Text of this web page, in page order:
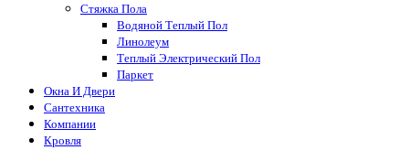
Стяжка Пола
Водяной Теплый Пол
Линолеум
Теплый Электрический Пол
Паркет
Окна И Двери
Сантехника
Компании
Кровля